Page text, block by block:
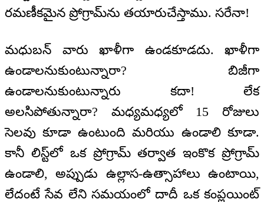
రమణీకమైన ప్రోగ్రామ్‌ను తయారుచేస్తాము. సరేనా!
మధుబన్ వారు ఖాళీగా ఉండకూడదు. ఖాళీగా
ఉండాలనుకుంటున్నారా? బిజీగా
ఉండాలనుకుంటున్నారు కదా! లేక
అలసిపోతున్నారా? మధ్యమధ్యలో 15 రోజులు
సెలవు కూడా ఉంటుంది మరియు ఉండాలి కూడా.
కానీ లిస్ట్‌లో ఒక ప్రోగ్రామ్ తర్వాత ఇంకొక ప్రోగ్రామ్
ఉండాలి, అప్పుడు ఉల్లాస-ఉత్సాహాలు ఉంటాయి,
లేదంటే సేవ లేని సమయంలో దాదీ ఒక కంప్లయింట్